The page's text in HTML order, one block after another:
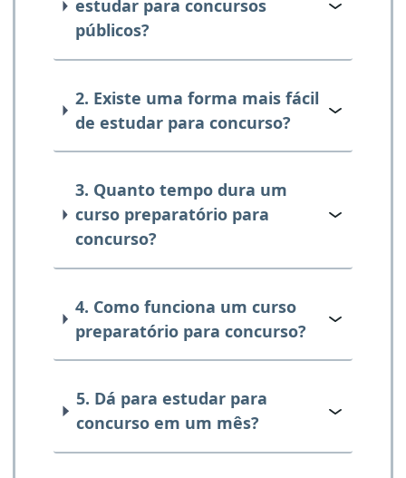
estudar para concursos
públicos?
2. Existe uma forma mais fácil
de estudar para concurso?
3. Quanto tempo dura um
curso preparatório para
concurso?
4. Como funciona um curso
preparatório para concurso?
5. Dá para estudar para
concurso em um mês?